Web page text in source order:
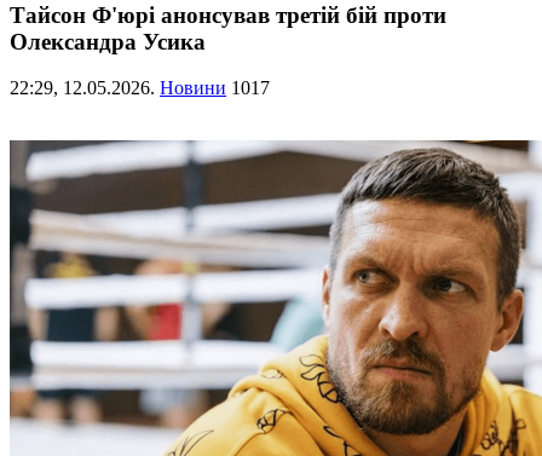
Тайсон Ф'юрі анонсував третій бій проти
Олександра Усика
22:29, 12.05.2026. Новини 1017